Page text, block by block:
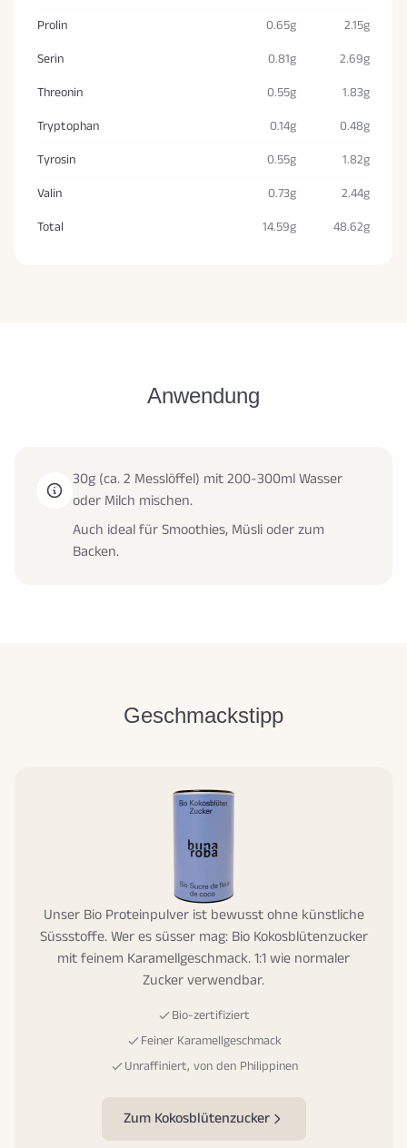
Prolin
0.65g
2.15g
Serin
0.81g
2.69g
Threonin
0.55g
1.83g
Tryptophan
0.14g
0.48g
Tyrosin
0.55g
1.82g
Valin
0.73g
2.44g
Total
14.59g 48.62g
Anwendung
30g (ca. 2 Messlöffel) mit 200-300ml Wasser
oder Milch mischen.
Auch ideal für Smoothies, Müsli oder zum
Backen.
Geschmackstipp
Unser Bio Proteinpulver ist bewusst ohne künstliche
Süssstoffe. Wer es süsser mag: Bio Kokosblütenzucker
mit feinem Karamellgeschmack. 1:1 wie normaler
Zucker verwendbar.
Bio-zertifiziert
Feiner Karamellgeschmack
Unraffiniert, von den Philippinen
Zum Kokosblütenzucker